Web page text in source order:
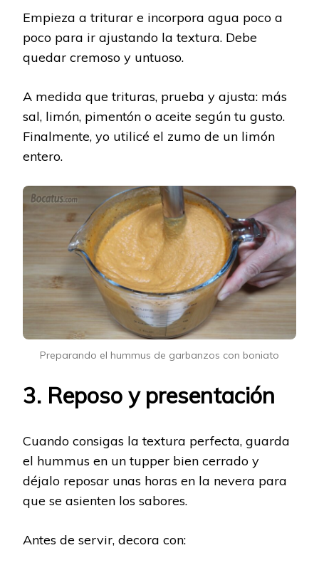
Empieza a triturar e incorpora agua poco a
poco para ir ajustando la textura. Debe
quedar cremoso y untuoso.
A medida que trituras, prueba y ajusta: más
sal, limón, pimentón o aceite según tu gusto.
Finalmente, yo utilicé el zumo de un limón
entero.
Preparando el hummus de garbanzos con boniato
3. Reposo y presentación
Cuando consigas la textura perfecta, guarda
el hummus en un tupper bien cerrado y
déjalo reposar unas horas en la nevera para
que se asienten los sabores.
Antes de servir, decora con: